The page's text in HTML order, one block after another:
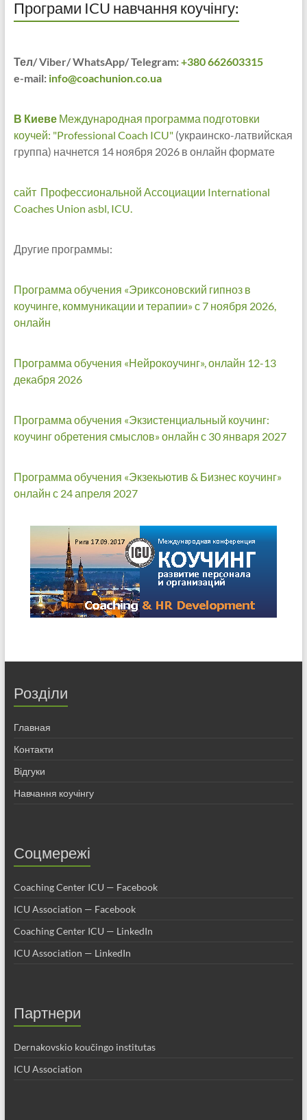
Програми ICU навчання коучінгу:
Тел/ Viber/ WhatsApp/ Telegram:+380 662603315
e-mail: info@coachunion.co.ua
В КиевеМеждународная программа подготовки
коучей: "Professional Coach ICU"(украинско-латвийская
группа) начнется 14 ноября 2026 в онлайн формате
сайт Профессиональной Ассоциации International
Coaches Union asbl, ICU.
Другие программы:
Программа обучения «Эриксоновский гипноз в
коучинге, коммуникации и терапии» с 7 ноября 2026,
онлайн
Программа обучения «Нейрокоучинг», онлайн 12-13
декабря 2026
Программа обучения «Экзистенциальный коучинг:
коучинг обретения смыслов» онлайн с 30 января 2027
Программа обучения «Экзекьютив & Бизнес коучинг»
онлайн с 24 апреля 2027
Розділи
Главная
Контакти
Відгуки
Навчання коучінгу
Соцмережі
Coaching Center ICU — Facebook
ICU Association — Facebook
Coaching Center ICU — LinkedIn
ICU Association — LinkedIn
Партнери
Dernakovskio koučingo institutas
ICU Association